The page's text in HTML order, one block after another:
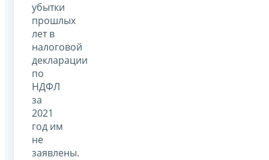
убытки
прошлых
лет в
налоговой
декларации
по
НДФЛ
за
2021
год им
не
заявлены.